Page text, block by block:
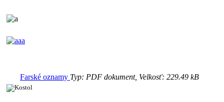
Farské oznamy Typ: PDF dokument, Velkosť: 229.49 kB